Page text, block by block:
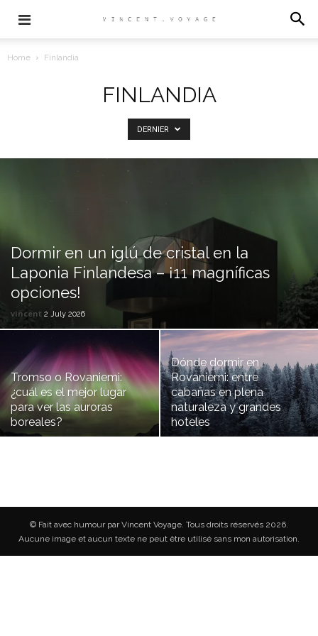
Home Finlandia
FINLANDIA
DERNIER
Dormir en un iglú de cristal en la
Laponia Finlandesa – ¡11 magníficas
opciones!
vincent 2 July 2026
Tromso o Rovaniemi:
¿cuál es el mejor lugar
para ver las auroras
boreales?
Dónde dormir en
Rovaniemi: entre
cabañas en plena
naturaleza y grandes
hoteles
© Fait avec humour par Vincent Voyage. Tous droits réservés 2026.
Aucune image et aucun texte ne peut être utilisé sans mon autorisation.